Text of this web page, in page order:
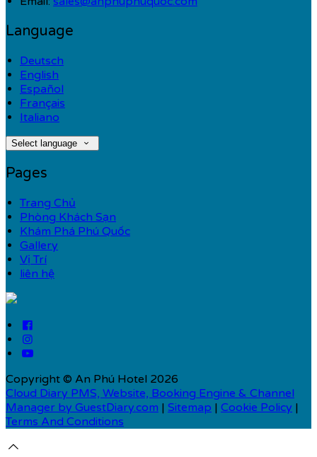
Language
Deutsch
English
Español
Français
Italiano
Select language
Pages
Trang Chủ
Phòng Khách Sạn
Khám Phá Phú Quốc
Gallery
Vị Trí
liên hệ
Copyright © An Phú Hotel 2026
Cloud Diary PMS, Website, Booking Engine & Channel
Manager by GuestDiary.com | Sitemap | Cookie Policy |
Terms And Conditions